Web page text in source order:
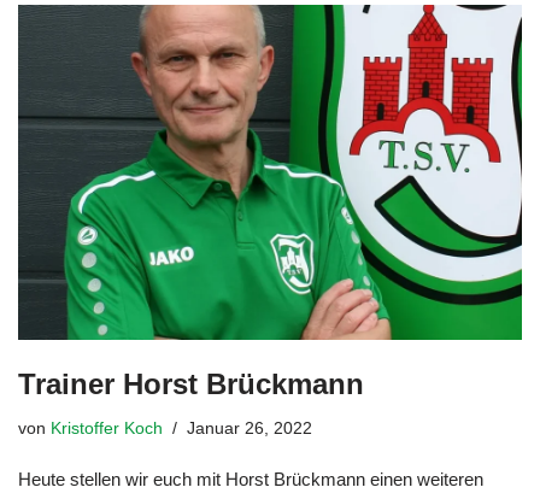
Trainer Horst Brückmann
von Kristoffer Koch Januar 26, 2022
Heute stellen wir euch mit Horst Brückmann einen weiteren